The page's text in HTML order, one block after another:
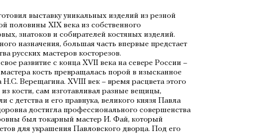
выставку уникальных изделий из резной
половины XIX века из собственного
знатоков и собирателей костяных изделий.
назначения, большая часть впервые предстает
русских мастеров косторезов.
развитие с конца XVII века на севере России –
кость превращалась порой в изысканное
Н.С. Верещагина. XVIII век – время расцвета этого
кости, сам изготавливал разные вещицы,
с детства и его правнука, великого князя Павла
достигла профессионального совершенства
был токарный мастер И. Фай, который
для украшения Павловского дворца. Под его